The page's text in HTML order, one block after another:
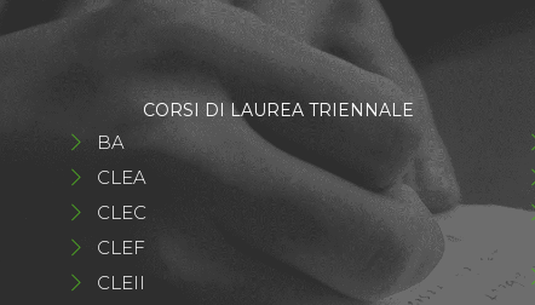
CORSI DI LAUREA TRIENNALE
BA
CLEA
CLEC
CLEF
CLEII